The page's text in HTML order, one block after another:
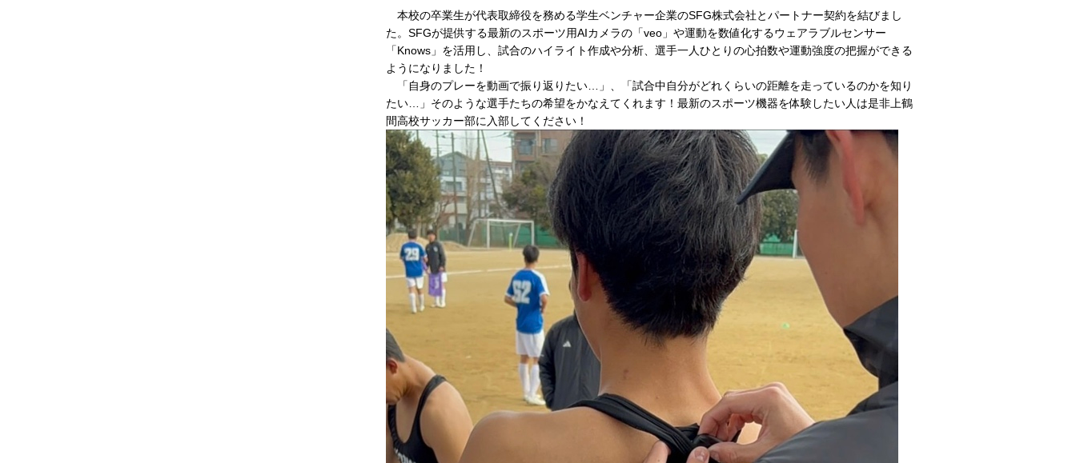
本校の卒業生が代表取締役を務める学生ベンチャー企業のSFG株式会社とパートナー契約を結びまし
た。SFGが提供する最新のスポーツ用AIカメラの「veo」や運動を数値化するウェアラブルセンサー
「Knows」を活用し、試合のハイライト作成や分析、選手一人ひとりの心拍数や運動強度の把握ができる
ようになりました！
「自身のプレーを動画で振り返りたい…」、「試合中自分がどれくらいの距離を走っているのかを知り
たい…」そのような選手たちの希望をかなえてくれます！最新のスポーツ機器を体験したい人は是非上鶴
間高校サッカー部に入部してください！